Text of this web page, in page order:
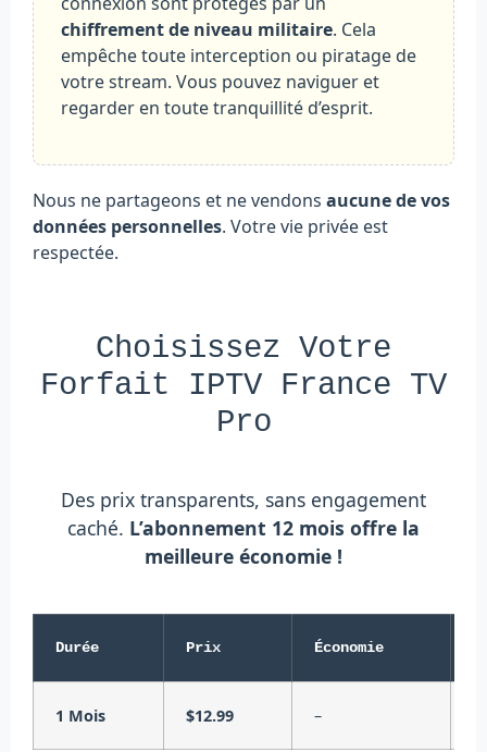
chiffrement de niveau militaire. Cela
empêche toute interception ou piratage de
votre stream. Vous pouvez naviguer et
regarder en toute tranquillité d’esprit.
Nous ne partageons et ne vendons aucune de vos
données personnelles. Votre vie privée est
respectée.
Choisissez Votre
Forfait IPTV France TV
Pro
Des prix transparents, sans engagement
caché. L’abonnement 12 mois offre la
meilleure économie !
Durée Prix Économie
1 Mois $12.99 –